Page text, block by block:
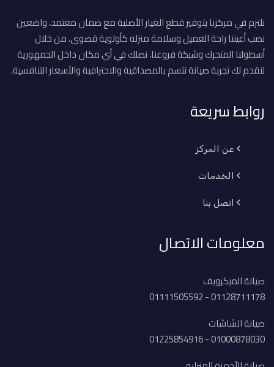
نلتزم في مركزنا بتوفير قطع الغيار الأصلية مع ضمان معتمد، واضعين
نصب أعيننا راحة العميل وسلامة منزله كأولوية قصوى. من خلال
أسطولنا المتحرك وشبكة فروعنا، نصلك في أي مكان داخل الجمهورية
لنقدم لك تجربة صيانة تتسم بالمصداقية والاحترافية والأسعار التنافسية.
روابط سريعة
عن المركز
الخدمات
اتصل بنا
معلومات الاتصال
صيانة الميكرويف
01128711178 - 01111505592
صيانة الشاشات
01000878030 - 01225854916